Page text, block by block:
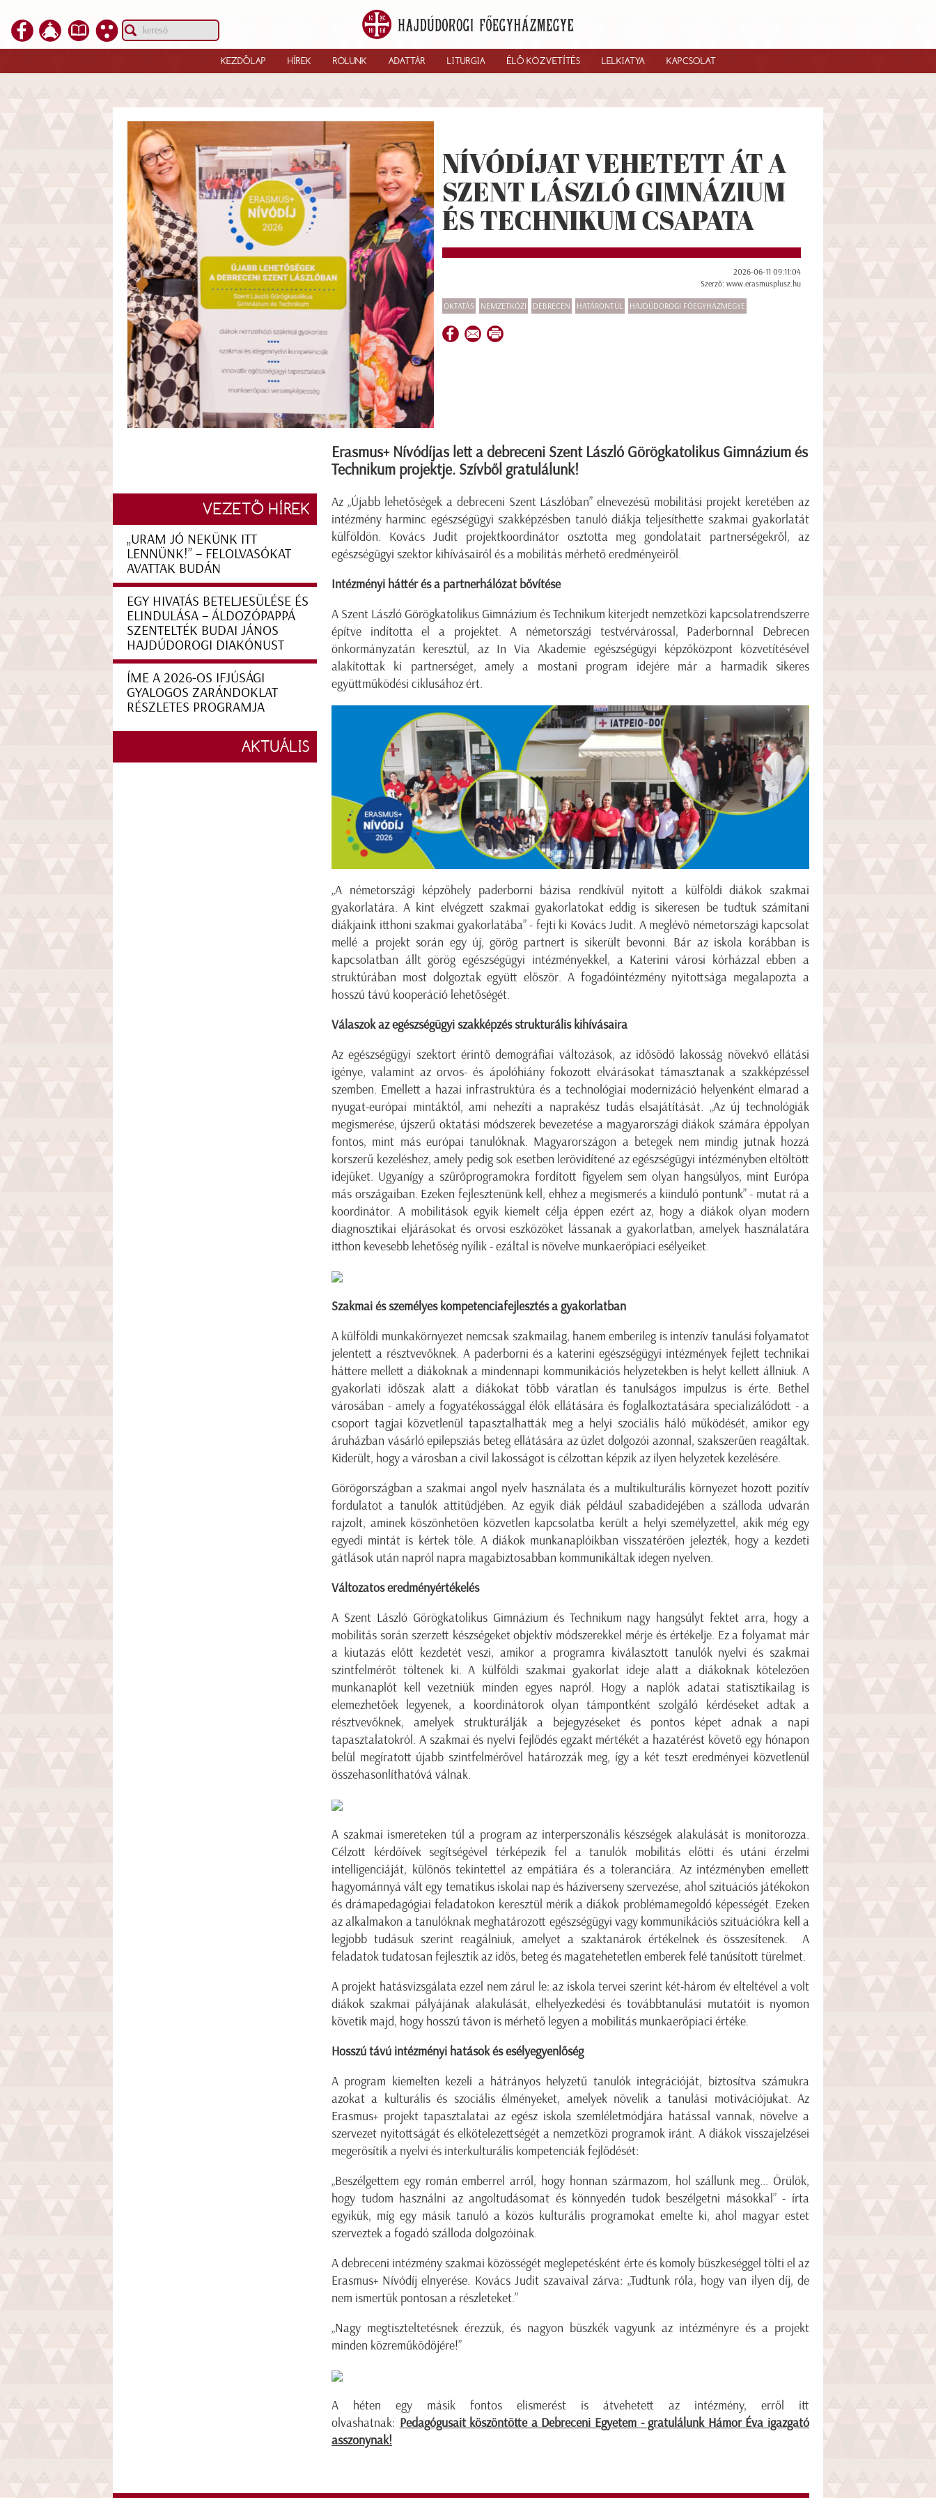
KEZDŐLAP HÍREK RÓLUNK ADATTÁR LITURGIA ÉLŐ KÖZVETÍTÉS LELKIATYA KAPCSOLAT
NÍVÓDÍJAT VEHETETT ÁT A
SZENT LÁSZLÓ GIMNÁZIUM
ÉS TECHNIKUM CSAPATA
2026-06-11 09:11:04
Szerző: www.erasmusplusz.hu
OKTATÁS NEMZETKÖZI DEBRECEN HATÁRONTÚL HAJDÚDOROGI FŐEGYHÁZMEGYE
Erasmus+ Nívódíjas lett a debreceni Szent László Görögkatolikus Gimnázium és
Technikum projektje. Szívből gratulálunk!
Az „Újabb lehetőségek a debreceni Szent Lászlóban” elnevezésű mobilitási projekt keretében az
intézmény harminc egészségügyi szakképzésben tanuló diákja teljesíthette szakmai gyakorlatát
külföldön. Kovács Judit projektkoordinátor osztotta meg gondolatait partnerségekről, az
egészségügyi szektor kihívásairól és a mobilitás mérhető eredményeiről.
Intézményi háttér és a partnerhálózat bővítése
A Szent László Görögkatolikus Gimnázium és Technikum kiterjedt nemzetközi kapcsolatrendszerre
építve indította el a projektet. A németországi testvérvárossal, Paderbornnal Debrecen
önkormányzatán keresztül, az In Via Akademie egészségügyi képzőközpont közvetítésével
alakítottak ki partnerséget, amely a mostani program idejére már a harmadik sikeres
együttműködési ciklusához ért.
„A németországi képzőhely paderborni bázisa rendkívül nyitott a külföldi diákok szakmai
gyakorlatára. A kint elvégzett szakmai gyakorlatokat eddig is sikeresen be tudtuk számítani
diákjaink itthoni szakmai gyakorlatába” - fejti ki Kovács Judit. A meglévő németországi kapcsolat
mellé a projekt során egy új, görög partnert is sikerült bevonni. Bár az iskola korábban is
kapcsolatban állt görög egészségügyi intézményekkel, a Katerini városi kórházzal ebben a
struktúrában most dolgoztak együtt először. A fogadóintézmény nyitottsága megalapozta a
hosszú távú kooperáció lehetőségét.
Válaszok az egészségügyi szakképzés strukturális kihívásaira
Az egészségügyi szektort érintő demográfiai változások, az idősödő lakosság növekvő ellátási
igénye, valamint az orvos- és ápolóhiány fokozott elvárásokat támasztanak a szakképzéssel
szemben. Emellett a hazai infrastruktúra és a technológiai modernizáció helyenként elmarad a
nyugat-európai mintáktól, ami nehezíti a naprakész tudás elsajátítását. „Az új technológiák
megismerése, újszerű oktatási módszerek bevezetése a magyarországi diákok számára éppolyan
fontos, mint más európai tanulóknak. Magyarországon a betegek nem mindig jutnak hozzá
korszerű kezeléshez, amely pedig sok esetben lerövidítené az egészségügyi intézményben eltöltött
idejüket. Ugyanígy a szűrőprogramokra fordított figyelem sem olyan hangsúlyos, mint Európa
más országaiban. Ezeken fejlesztenünk kell, ehhez a megismerés a kiinduló pontunk” - mutat rá a
koordinátor. A mobilitások egyik kiemelt célja éppen ezért az, hogy a diákok olyan modern
diagnosztikai eljárásokat és orvosi eszközöket lássanak a gyakorlatban, amelyek használatára
itthon kevesebb lehetőség nyílik - ezáltal is növelve munkaerőpiaci esélyeiket.
Szakmai és személyes kompetenciafejlesztés a gyakorlatban
A külföldi munkakörnyezet nemcsak szakmailag, hanem emberileg is intenzív tanulási folyamatot
jelentett a résztvevőknek. A paderborni és a katerini egészségügyi intézmények fejlett technikai
háttere mellett a diákoknak a mindennapi kommunikációs helyzetekben is helyt kellett állniuk. A
gyakorlati időszak alatt a diákokat több váratlan és tanulságos impulzus is érte. Bethel
városában - amely a fogyatékossággal élők ellátására és foglalkoztatására specializálódott - a
csoport tagjai közvetlenül tapasztalhatták meg a helyi szociális háló működését, amikor egy
áruházban vásárló epilepsziás beteg ellátására az üzlet dolgozói azonnal, szakszerűen reagáltak.
Kiderült, hogy a városban a civil lakosságot is célzottan képzik az ilyen helyzetek kezelésére.
Görögországban a szakmai angol nyelv használata és a multikulturális környezet hozott pozitív
fordulatot a tanulók attitűdjében. Az egyik diák például szabadidejében a szálloda udvarán
rajzolt, aminek köszönhetően közvetlen kapcsolatba került a helyi személyzettel, akik még egy
egyedi mintát is kértek tőle. A diákok munkanaplóikban visszatérően jelezték, hogy a kezdeti
gátlások után napról napra magabiztosabban kommunikáltak idegen nyelven.
Változatos eredményértékelés
A Szent László Görögkatolikus Gimnázium és Technikum nagy hangsúlyt fektet arra, hogy a
mobilitás során szerzett készségeket objektív módszerekkel mérje és értékelje. Ez a folyamat már
a kiutazás előtt kezdetét veszi, amikor a programra kiválasztott tanulók nyelvi és szakmai
szintfelmérőt töltenek ki. A külföldi szakmai gyakorlat ideje alatt a diákoknak kötelezően
munkanaplót kell vezetniük minden egyes napról. Hogy a naplók adatai statisztikailag is
elemezhetőek legyenek, a koordinátorok olyan támpontként szolgáló kérdéseket adtak a
résztvevőknek, amelyek strukturálják a bejegyzéseket és pontos képet adnak a napi
tapasztalatokról. A szakmai és nyelvi fejlődés egzakt mértékét a hazatérést követő egy hónapon
belül megíratott újabb szintfelmérővel határozzák meg, így a két teszt eredményei közvetlenül
összehasonlíthatóvá válnak.
A szakmai ismereteken túl a program az interperszonális készségek alakulását is monitorozza.
Célzott kérdőívek segítségével térképezik fel a tanulók mobilitás előtti és utáni érzelmi
intelligenciáját, különös tekintettel az empátiára és a toleranciára. Az intézményben emellett
hagyománnyá vált egy tematikus iskolai nap és háziverseny szervezése, ahol szituációs játékokon
és drámapedagógiai feladatokon keresztül mérik a diákok problémamegoldó képességét. Ezeken
az alkalmakon a tanulóknak meghatározott egészségügyi vagy kommunikációs szituációkra kell a
legjobb tudásuk szerint reagálniuk, amelyet a szaktanárok értékelnek és összesítenek. A
feladatok tudatosan fejlesztik az idős, beteg és magatehetetlen emberek felé tanúsított türelmet.
A projekt hatásvizsgálata ezzel nem zárul le: az iskola tervei szerint két-három év elteltével a volt
diákok szakmai pályájának alakulását, elhelyezkedési és továbbtanulási mutatóit is nyomon
követik majd, hogy hosszú távon is mérhető legyen a mobilitás munkaerőpiaci értéke.
Hosszú távú intézményi hatások és esélyegyenlőség
A program kiemelten kezeli a hátrányos helyzetű tanulók integrációját, biztosítva számukra
azokat a kulturális és szociális élményeket, amelyek növelik a tanulási motivációjukat. Az
Erasmus+ projekt tapasztalatai az egész iskola szemléletmódjára hatással vannak, növelve a
szervezet nyitottságát és elkötelezettségét a nemzetközi programok iránt. A diákok visszajelzései
megerősítik a nyelvi és interkulturális kompetenciák fejlődését:
„Beszélgettem egy román emberrel arról, hogy honnan származom, hol szállunk meg... Örülök,
hogy tudom használni az angoltudásomat és könnyedén tudok beszélgetni másokkal” - írta
egyikük, míg egy másik tanuló a közös kulturális programokat emelte ki, ahol magyar estet
szerveztek a fogadó szálloda dolgozóinak.
A debreceni intézmény szakmai közösségét meglepetésként érte és komoly büszkeséggel tölti el az
Erasmus+ Nívódíj elnyerése. Kovács Judit szavaival zárva: „Tudtunk róla, hogy van ilyen díj, de
nem ismertük pontosan a részleteket.”
„Nagy megtiszteltetésnek érezzük, és nagyon büszkék vagyunk az intézményre és a projekt
minden közreműködőjére!”
A héten egy másik fontos elismerést is átvehetett az intézmény, erről itt
olvashatnak: Pedagógusait köszöntötte a Debreceni Egyetem - gratulálunk Hámor Éva igazgató
asszonynak!
VEZETŐ HÍREK
„URAM JÓ NEKÜNK ITT
LENNÜNK!” – FELOLVASÓKAT
AVATTAK BUDÁN
EGY HIVATÁS BETELJESÜLÉSE ÉS
ELINDULÁSA – ÁLDOZÓPAPPÁ
SZENTELTÉK BUDAI JÁNOS
HAJDÚDOROGI DIAKÓNUST
ÍME A 2026-OS IFJÚSÁGI
GYALOGOS ZARÁNDOKLAT
RÉSZLETES PROGRAMJA
AKTUÁLIS